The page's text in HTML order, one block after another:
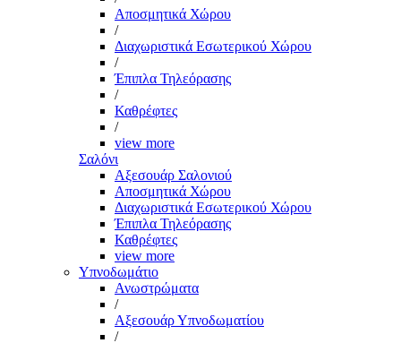
Αποσμητικά Χώρου
/
Διαχωριστικά Εσωτερικού Χώρου
/
Έπιπλα Τηλεόρασης
/
Καθρέφτες
/
view more
Σαλόνι
Αξεσουάρ Σαλονιού
Αποσμητικά Χώρου
Διαχωριστικά Εσωτερικού Χώρου
Έπιπλα Τηλεόρασης
Καθρέφτες
view more
Υπνοδωμάτιο
Ανωστρώματα
/
Αξεσουάρ Υπνοδωματίου
/